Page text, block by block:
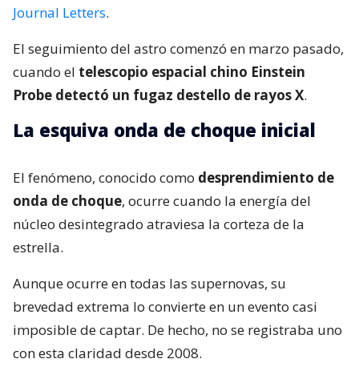
Journal Letters.
El seguimiento del astro comenzó en marzo pasado,
cuando el telescopio espacial chino Einstein
Probe detectó un fugaz destello de rayos X.
La esquiva onda de choque inicial
El fenómeno, conocido como desprendimiento de
onda de choque, ocurre cuando la energía del
núcleo desintegrado atraviesa la corteza de la
estrella.
Aunque ocurre en todas las supernovas, su
brevedad extrema lo convierte en un evento casi
imposible de captar. De hecho, no se registraba uno
con esta claridad desde 2008.